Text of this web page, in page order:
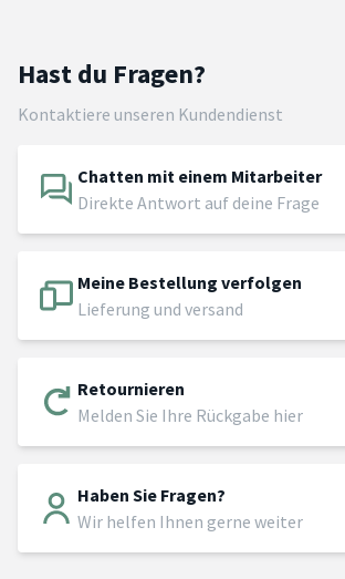
Hast du Fragen?
Kontaktiere unseren Kundendienst
Chatten mit einem Mitarbeiter
Direkte Antwort auf deine Frage
Meine Bestellung verfolgen
Lieferung und versand
Retournieren
Melden Sie Ihre Rückgabe hier
Haben Sie Fragen?
Wir helfen Ihnen gerne weiter